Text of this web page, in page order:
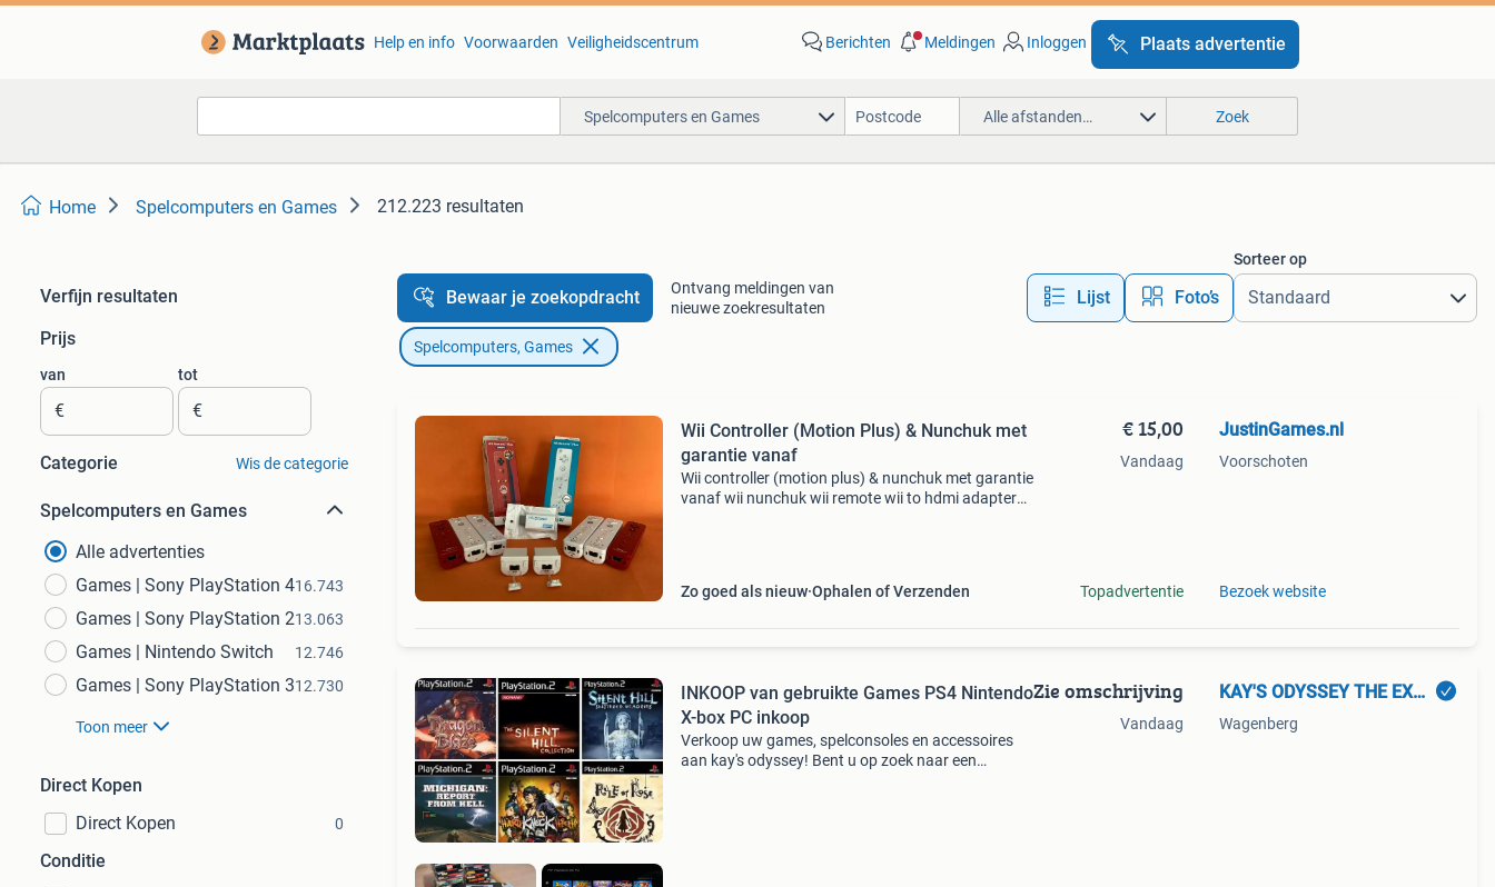
Help en info Voorwaarden Veiligheidscentrum Berichten Meldingen Inloggen Plaats advertentie
Spelcomputers en Games Alle afstanden… Zoek
Home Spelcomputers en Games 212.223 resultaten
Verfijn resultaten
Prijs
van
€
tot
€
Categorie Wis de categorie
Spelcomputers en Games
Alle advertenties
Games | Sony PlayStation 416.743
Games | Sony PlayStation 213.063
Games | Nintendo Switch 12.746
Games | Sony PlayStation 312.730
Toon meer
Direct Kopen
Direct Kopen
0
Conditie
Bewaar je zoekopdracht
Ontvang meldingen van
nieuwe zoekresultaten
Lijst Foto’s
Sorteer op
Spelcomputers, Games
Wii Controller (Motion Plus) & Nunchuk met
garantie vanaf
Wii controller (motion plus) & nunchuk met garantie
vanaf wii nunchuk wii remote wii to hdmi adapter
Zo goed als nieuw Ophalen of Verzenden
€ 15,00
Vandaag
Topadvertentie
JustinGames.nl
Voorschoten
Bezoek website
INKOOP van gebruikte Games PS4 Nintendo
X-box PC inkoop
Verkoop uw games, spelconsoles en accessoires
aan kay's odyssey! Bent u op zoek naar een
Zie omschrijving
Vandaag
KAY'S ODYSSEY THE EXPERIENCE
Wagenberg